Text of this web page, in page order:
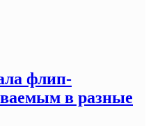
флип-
в разные